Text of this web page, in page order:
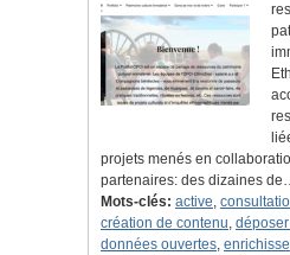
projets menés en
partenaires: des dizaines
Mots-clés: active,
création de contenu,
données ouvertes,